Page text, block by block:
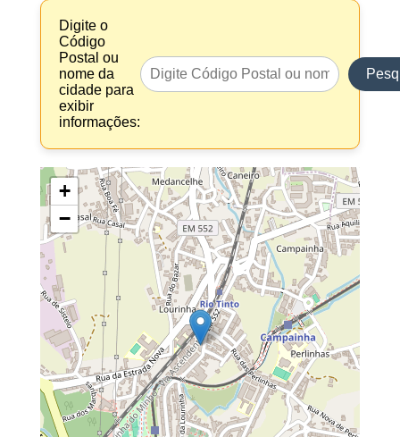
Digite o
Código
Postal ou
nome da
cidade para
exibir
informações:
+
−